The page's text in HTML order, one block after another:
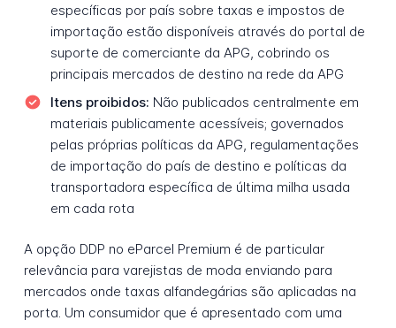
específicas por país sobre taxas e impostos de
importação estão disponíveis através do portal de
suporte de comerciante da APG, cobrindo os
principais mercados de destino na rede da APG
Itens proibidos: Não publicados centralmente em
materiais publicamente acessíveis; governados
pelas próprias políticas da APG, regulamentações
de importação do país de destino e políticas da
transportadora específica de última milha usada
em cada rota
A opção DDP no eParcel Premium é de particular
relevância para varejistas de moda enviando para
mercados onde taxas alfandegárias são aplicadas na
porta. Um consumidor que é apresentado com uma